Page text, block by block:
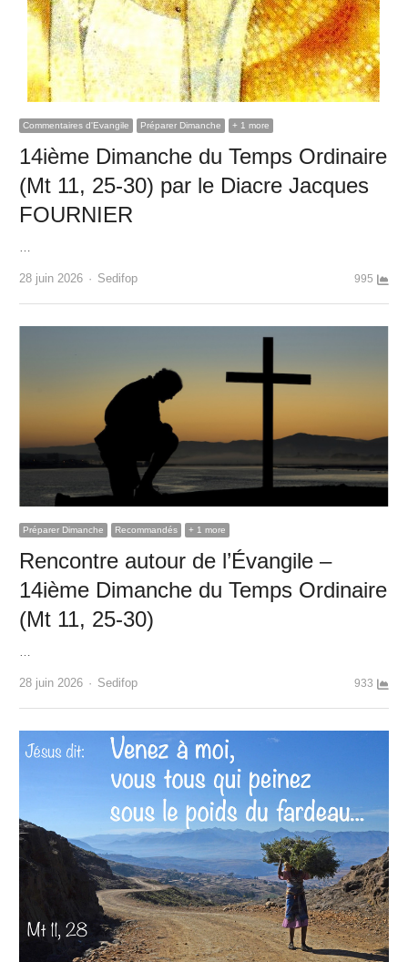
Commentaires d'Evangile Préparer Dimanche + 1 more
14ième Dimanche du Temps Ordinaire
(Mt 11, 25-30) par le Diacre Jacques
FOURNIER
…
28 juin 2026 Author
Sedifop 995
Préparer Dimanche Recommandés + 1 more
Rencontre autour de l’Évangile –
14ième Dimanche du Temps Ordinaire
(Mt 11, 25-30)
…
28 juin 2026 Author
Sedifop 933